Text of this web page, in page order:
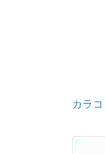
カラ